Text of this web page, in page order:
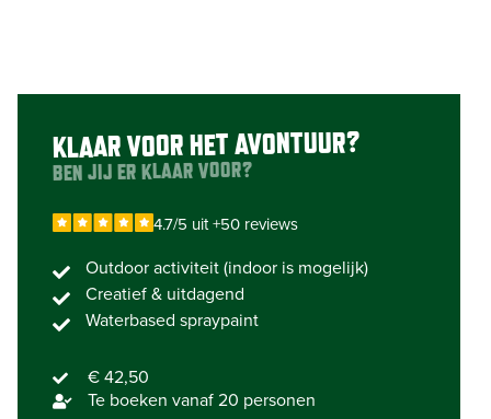
KLAAR VOOR HET AVONTUUR?
BEN JIJ ER KLAAR VOOR?
4.7/5 uit +50 reviews
Outdoor activiteit (indoor is mogelijk)
Creatief & uitdagend
Waterbased spraypaint
€ 42,50
Te boeken vanaf 20 personen